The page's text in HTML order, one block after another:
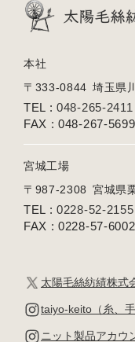
本社
〒333-0844 埼玉県
TEL :048-265-2411
FAX : 048-267-5699
宮城工場
〒987-2308 宮城県
TEL :0228-52-2155
FAX : 0228-57-6002
太陽毛絲紡績株式
taiyo-keito（糸、
ニット製品アカウ